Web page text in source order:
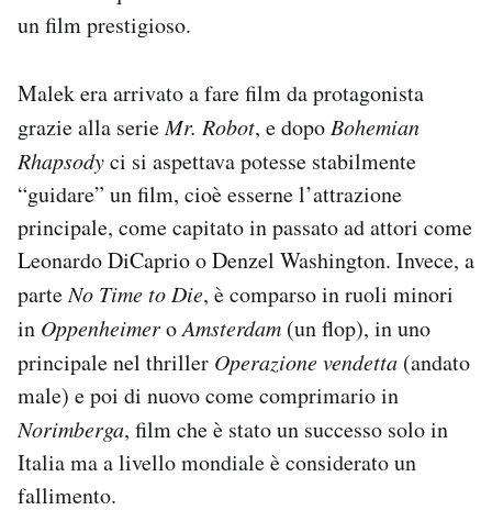
un film prestigioso.
Malek era arrivato a fare film da protagonista
grazie alla serieMr. Robot, e dopo Bohemian
Rhapsodyci si aspettava potesse stabilmente
“guidare” un film, cioè esserne l’attrazione
principale, come capitato in passato ad attori come
Leonardo DiCaprio o Denzel Washington. Invece, a
parteNo Time to Die, è comparso in ruoli minori
in OppenheimeroAmsterdam (un flop), in uno
principale nel thriller Operazione vendetta (andato
male) e poi di nuovo come comprimario in
Norimberga, film che è stato un successo solo in
Italia ma a livello mondiale è considerato un
fallimento.